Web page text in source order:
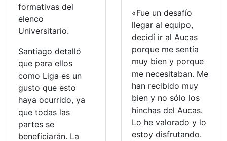
formativas del
elenco
Universitario.
Santiago detalló
que para ellos
como Liga es un
gusto que esto
haya ocurrido, ya
que todas las
partes se
beneficiarán. La
«Fue un desafío
llegar al equipo,
decidí ir al Aucas
porque me sentía
muy bien y porque
me necesitaban. Me
han recibido muy
bien y no sólo los
hinchas del Aucas.
Lo he valorado y lo
estoy disfrutando.